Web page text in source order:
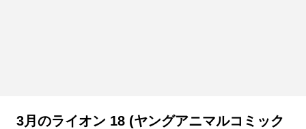
3月のライオン 18 (ヤングアニマルコミック